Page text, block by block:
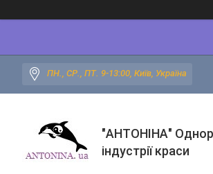
ПН., СР., ПТ. 9-13:00, Київ, Україна
"АНТОНІНА"
індустрії краси